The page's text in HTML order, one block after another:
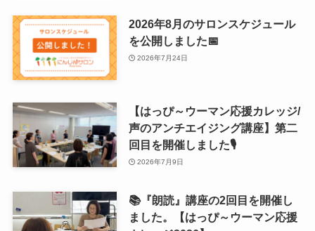
2026年8月のサロンスケジュール
を公開しました📅
2026年7月24日
【はっぴ～ウーマン応援カレッジ/
声のアンチエイジング講座】第二
回目を開催しました🎙
2026年7月9日
📚『朗読』講座の2回目を開催し
ました。【はっぴ～ウーマン応援